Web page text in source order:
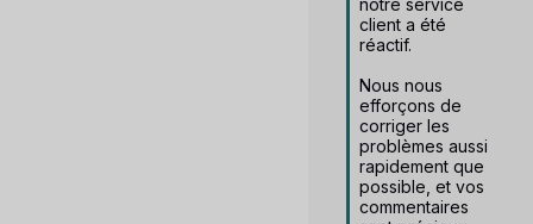
notre service
client a été
réactif.
Nous nous
efforçons de
corriger les
problèmes aussi
rapidement que
possible, et vos
commentaires